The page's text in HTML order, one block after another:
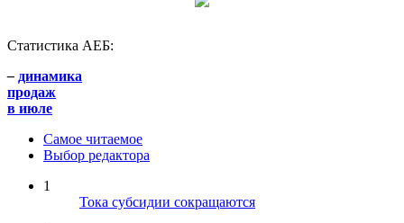
Статистика АЕБ:
– динамика
продаж
в июле
Самое читаемое
Выбор редактора
1
Тока субсидии сокращаются